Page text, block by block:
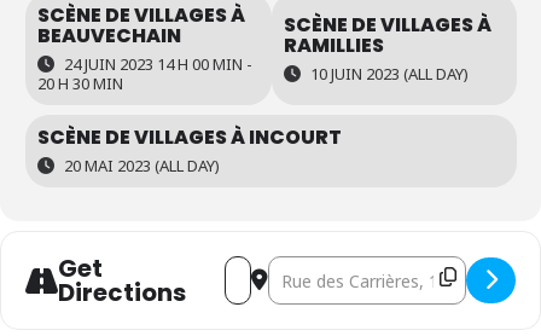
SCÈNE DE VILLAGES À
BEAUVECHAIN
24 JUIN 2023 14 H 00 MIN -
20 H 30 MIN
SCÈNE DE VILLAGES À
RAMILLIES
10 JUIN 2023 (ALL DAY)
SCÈNE DE VILLAGES À INCOURT
20 MAI 2023 (ALL DAY)
Get
Directions
Address - Scène de villages à
Destination Address - Scène